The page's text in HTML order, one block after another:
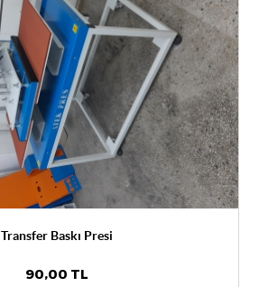
Transfer Baskı Presi
90,00 TL